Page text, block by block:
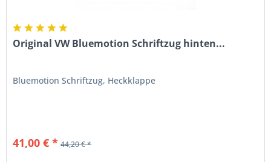
Original VW Bluemotion Schriftzug hinten...
Bluemotion Schriftzug, Heckklappe
41,00 € * 44,20 € *